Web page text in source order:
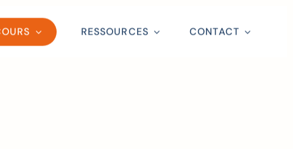
RESSOURCES CONTACT